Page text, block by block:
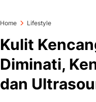
Home Lifestyle
Kulit
Diminati,
dan